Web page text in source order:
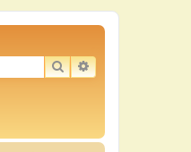
RECHERCHER
RECHERCHE